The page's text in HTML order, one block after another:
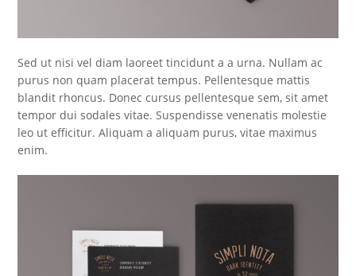
Sed ut nisi vel diam laoreet tincidunt a a urna. Nullam ac
purus non quam placerat tempus. Pellentesque mattis
blandit rhoncus. Donec cursus pellentesque sem, sit amet
tempor dui sodales vitae. Suspendisse venenatis molestie
leo ut efficitur. Aliquam a aliquam purus, vitae maximus
enim.